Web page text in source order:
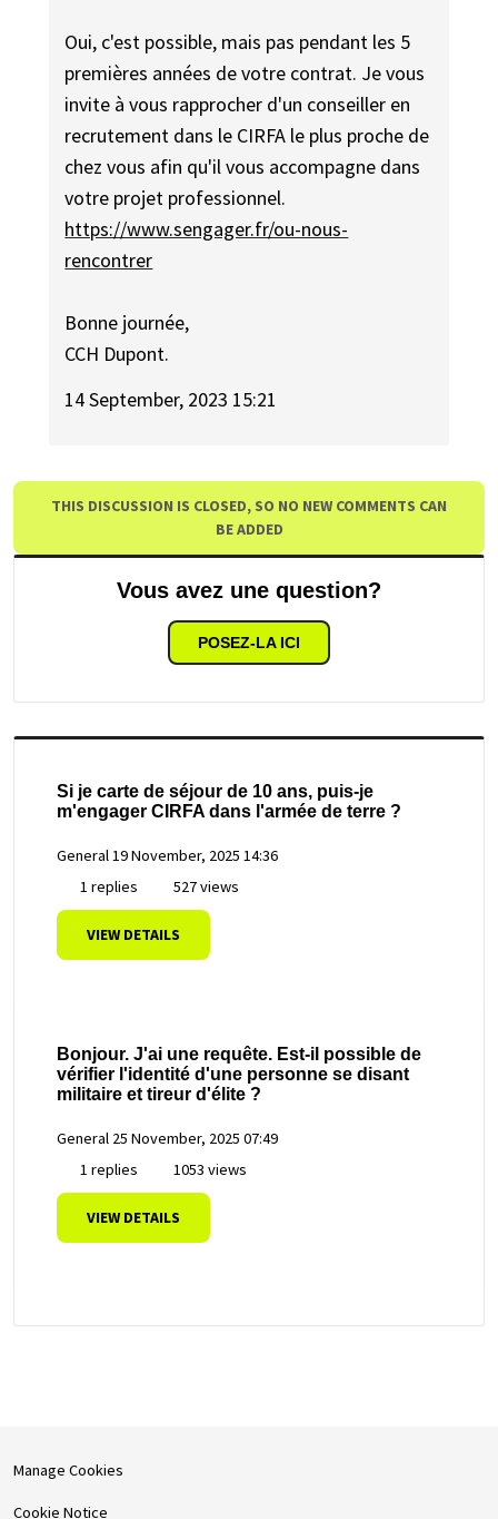
Oui, c'est possible, mais pas pendant les 5
premières années de votre contrat. Je vous
invite à vous rapprocher d'un conseiller en
recrutement dans le CIRFA le plus proche de
chez vous afin qu'il vous accompagne dans
votre projet professionnel.
https://www.sengager.fr/ou-nous-
rencontrer
Bonne journée,
CCH Dupont.
14 September, 2023 15:21
THIS DISCUSSION IS CLOSED, SO NO NEW COMMENTS CAN
BE ADDED
Vous avez une question?
POSEZ-LA ICI
Si je carte de séjour de 10 ans, puis-je
m'engager CIRFA dans l'armée de terre ?
General19 November, 2025 14:36
1 replies
527 views
VIEW DETAILS
Bonjour. J'ai une requête. Est-il possible de
vérifier l'identité d'une personne se disant
militaire et tireur d'élite ?
General 25 November, 2025 07:49
1 replies
1053 views
VIEW DETAILS
Manage Cookies
Cookie Notice